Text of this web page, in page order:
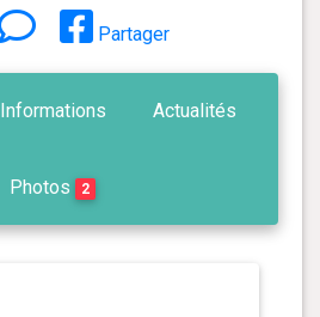
Partager
Informations Actualités
Photos 2